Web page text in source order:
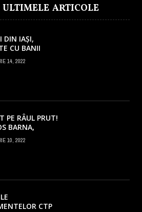
ULTIMELE ARTICOLE
DIN IAȘI,
CU BANII
PESTE 5
14, 2022
PE RÂUL PRUT!
BARNA,
MEDIULUI, A
LA
10, 2022
CTP